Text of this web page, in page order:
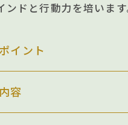
ンドと行動力を培います
イント
容